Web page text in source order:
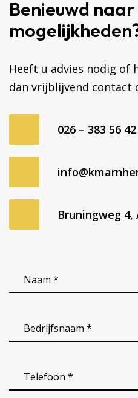
Benieuwd naar
Heeft u advies nodig of
dan vrijblijvend contact
026 – 383 56 42
Bruningweg 4,
Naam
*
Bedrijfsnaam(Vereist)
Telefoon
*